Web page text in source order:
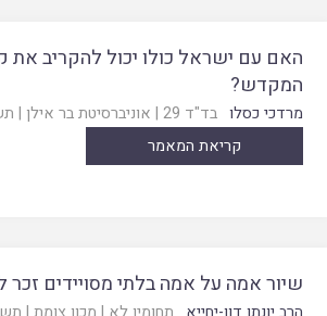
האם עם ישראל כולו יכול להקריב את
המקדש?
מרדכי כסלו בד"ד 29 | אוניברסיטת בר אילן |
קריאת המאמר
שיור אמה על אמה בלתי מסויידים זכר